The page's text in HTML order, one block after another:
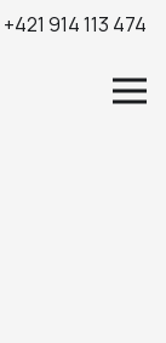
+421 914 113 474